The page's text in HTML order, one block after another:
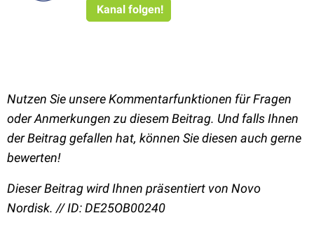
Kanal folgen!
Nutzen Sie unsere Kommentarfunktionen für Fragen
oder Anmerkungen zu diesem Beitrag. Und falls Ihnen
der Beitrag gefallen hat, können Sie diesen auch gerne
bewerten!
Dieser Beitrag wird Ihnen präsentiert von Novo
Nordisk. // ID: DE25OB00240